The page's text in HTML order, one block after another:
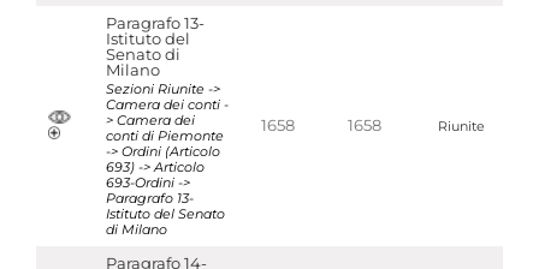
Paragrafo 13-
Istituto del
Senato di
Milano
Sezioni Riunite ->
Camera dei conti -
> Camera dei
conti di Piemonte
-> Ordini (Articolo
693) -> Articolo
693-Ordini ->
Paragrafo 13-
Istituto del Senato
di Milano
1658 1658 Riunite
Paragrafo 14-